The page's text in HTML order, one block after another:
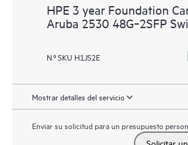
HPE 3 year Foundation
Aruba 2530 48G‑2SFP
N.º SKU H1JS2E
Mostrar detalles del servicio
Enviar su solicitud para un presupuesto